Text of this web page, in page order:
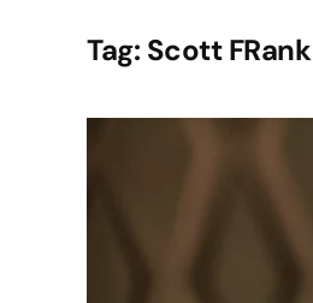
Tag: Scott FRank